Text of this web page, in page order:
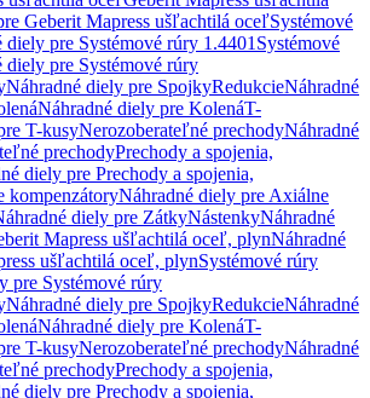
Geberit Mapress ušľachtilá oceľSystémové
diely pre Systémové rúry 1.4401 Systémové
diely pre Systémové rúry
Náhradné diely pre SpojkyRedukcieNáhradné
Náhradné diely pre KolenáT-
T-kusyNerozoberateľné prechodyNáhradné
prechodyPrechody a spojenia,
diely pre Prechody a spojenia,
kompenzátoryNáhradné diely pre Axiálne
diely pre ZátkyNástenkyNáhradné
Mapress ušľachtilá oceľ, plynNáhradné
ušľachtilá oceľ, plynSystémové rúry
pre Systémové rúry
Náhradné diely pre SpojkyRedukcieNáhradné
Náhradné diely pre KolenáT-
T-kusyNerozoberateľné prechodyNáhradné
prechodyPrechody a spojenia,
diely pre Prechody a spojenia,